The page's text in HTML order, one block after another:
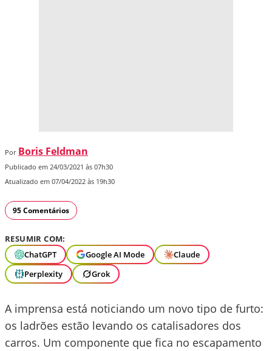
Por Boris Feldman
Publicado em 24/03/2021 às 07h30
Atualizado em 07/04/2022 às 19h30
95 Comentários
RESUMIR COM:
ChatGPT
Google AI Mode
Claude
Perplexity
Grok
A imprensa está noticiando um novo tipo de furto:
os ladrões estão levando os catalisadores dos
carros. Um componente que fica no escapamento